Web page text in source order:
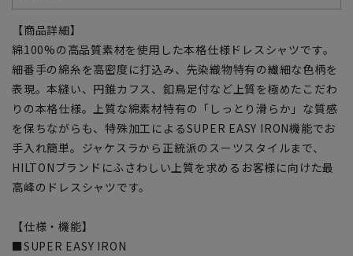
【商品詳細】
綿100%の高品質素材を使用した本格仕様ドレスシャツです。
細番手の綿糸を高密度に打込み、先染織物特有の繊細な色柄を
表現。本縫い、円錐カフス、釦鳥足付など上質を極めたこだわ
りの本格仕様。上質な綿素材特有の「しっとり滑らか」な質感
を保ちながらも、特殊加工によるSUPER EASY IRON機能でお
手入れ簡単。ジャケスラから正統派のスーツスタイルまで、
HILTONブランドにふさわしい上質を求めるお客様に向けた最
高峰のドレスシャツです。
【仕様・機能】
■SUPER EASY IRON